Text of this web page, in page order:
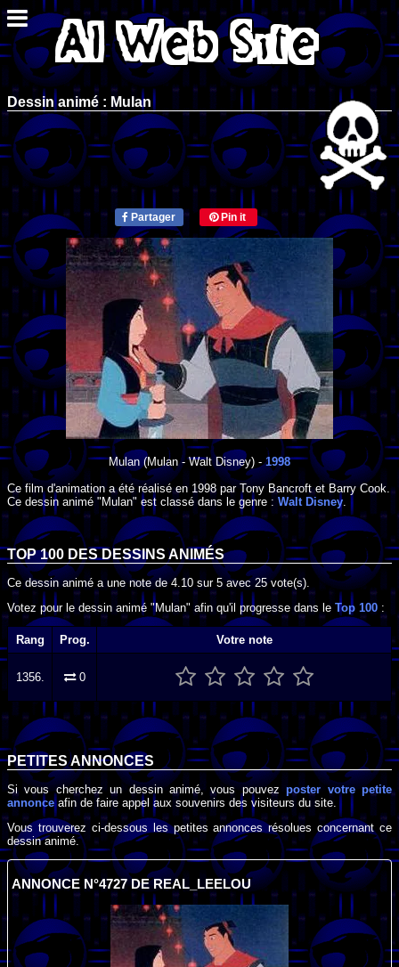
Dessin animé : Mulan
Partager Pin it
Mulan (Mulan - Walt Disney) -1998
Ce film d'animation a été réalisé en 1998 parTony Bancroftet Barry Cook
Ce dessin animé "Mulan" est classé dans le genre : Walt Disney
TOP 100 DESDESSINS ANIMÉS
Ce dessin animé a une note de4.10 sur 5avec25vote(s).
Votez pour le dessin animé "Mulan" afin qu'il progresse dans le Top 100 :
Rang Prog. Votre note
1356. 0
PETITES ANNONCES
Si vous cherchez un dessin animé, vous pouvezposter votre petite
annonceafin de faire appel aux souvenirs des visiteurs du site.
Vous trouverez ci-dessous les petites annonces résolues concernant ce
dessin animé.
ANNONCE N°4727 DE REAL_LEELOU